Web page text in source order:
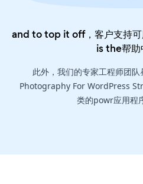
and to top it off，客户支持
is the帮
此外，我们的专家工程师团
Photography For WordPress
类的powr应用程